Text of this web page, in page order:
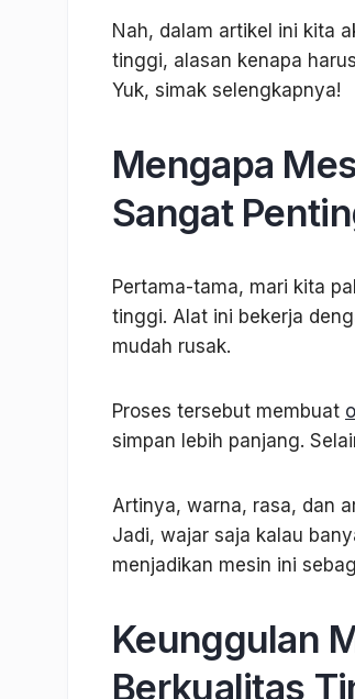
Nah, dalam artikel ini kita
tinggi, alasan kenapa
Yuk, simak selengkapnya!
Mengapa
Sangat
Pertama-tama, mari kita
tinggi. Alat ini bekerja
mudah rusak.
Proses tersebut membuat
simpan lebih panjang.
Artinya, warna, rasa, dan
Jadi, wajar saja kalau
menjadikan mesin ini
Keunggulan
Berkualitas